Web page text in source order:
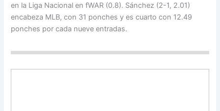
en la Liga Nacional en fWAR (0.8). Sánchez (2-1, 2.01)
encabeza MLB, con 31 ponches y es cuarto con 12.49
ponches por cada nueve entradas.